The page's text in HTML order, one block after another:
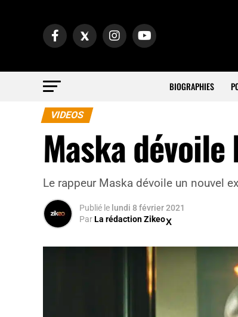
BIOGRAPHIES
VIDEOS
Maska
Le rappeur Maska dévoile un nouvel
Publié le lundi 8 février 2021
ParLa rédaction Zikeo